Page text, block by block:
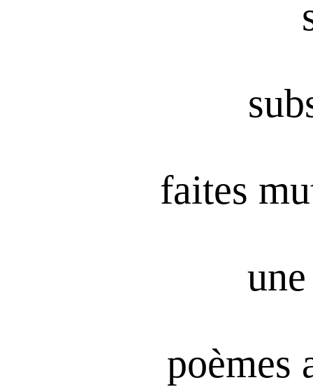
faites
poèmes